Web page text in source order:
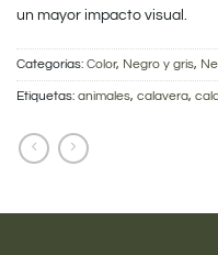
un mayor impacto visual.
Categorías: Color, Negro y gris,
Etiquetas: animales, calavera,